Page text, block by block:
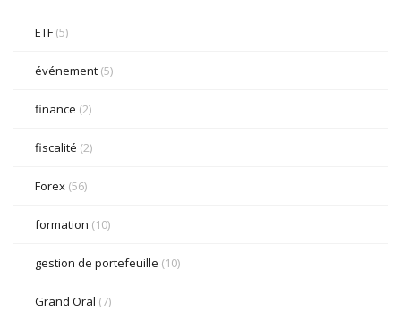
ETF (5)
événement (5)
finance (2)
fiscalité (2)
Forex (56)
formation (10)
gestion de portefeuille (10)
Grand Oral (7)